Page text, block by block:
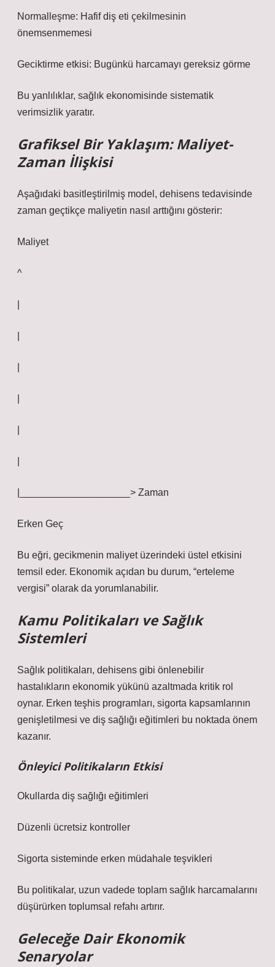
Normalleşme: Hafif diş eti çekilmesinin
önemsenmemesi
Geciktirme etkisi: Bugünkü harcamayı gereksiz görme
Bu yanlılıklar, sağlık ekonomisinde sistematik
verimsizlik yaratır.
Grafiksel Bir Yaklaşım: Maliyet-
Zaman İlişkisi
Aşağıdaki basitleştirilmiş model, dehisens tedavisinde
zaman geçtikçe maliyetin nasıl arttığını gösterir:
Maliyet
^
|____________________> Zaman
Erken Geç
Bu eğri, gecikmenin maliyet üzerindeki üstel etkisini
temsil eder. Ekonomik açıdan bu durum, “erteleme
vergisi” olarak da yorumlanabilir.
Kamu Politikaları ve Sağlık
Sistemleri
Sağlık politikaları, dehisens gibi önlenebilir
hastalıkların ekonomik yükünü azaltmada kritik rol
oynar. Erken teşhis programları, sigorta kapsamlarının
genişletilmesi ve diş sağlığı eğitimleri bu noktada önem
kazanır.
Önleyici Politikaların Etkisi
Okullarda diş sağlığı eğitimleri
Düzenli ücretsiz kontroller
Sigorta sisteminde erken müdahale teşvikleri
Bu politikalar, uzun vadede toplam sağlık harcamalarını
düşürürken toplumsal refahı artırır.
Geleceğe Dair Ekonomik
Senaryolar